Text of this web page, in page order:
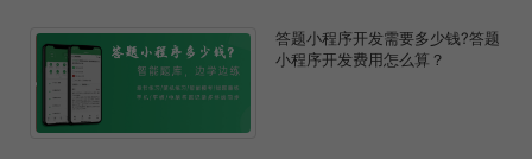
答题小程序开发需要多少钱?答题
小程序开发费用怎么算？